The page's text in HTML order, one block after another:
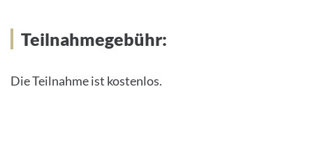
Teilnahmegebühr:
Die Teilnahme ist kostenlos.